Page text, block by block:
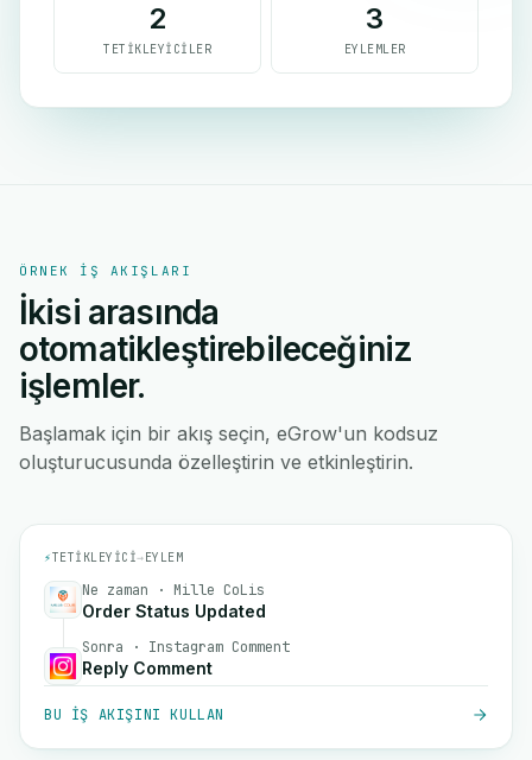
2
TETIKLEYICILER
3
EYLEMLER
ÖRNEK IŞ AKIŞLARI
İkisi arasında
otomatikleştirebileceğiniz
işlemler.
Başlamak için bir akış seçin, eGrow'un kodsuz
oluşturucusunda özelleştirin ve etkinleştirin.
⚡TETIKLEYICI→EYLEM
Ne zaman · Mille CoLis
Order Status Updated
Sonra · Instagram Comment
Reply Comment
BU IŞ AKIŞINI KULLAN